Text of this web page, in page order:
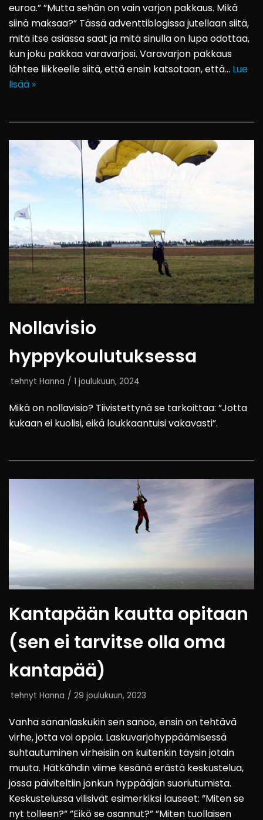
euroa.” ”Mutta sehän on vain varjon pakkaus. Mikä
siinä maksaa?” Tässä adventtiblogissa jutellaan siitä,
mitä itse asiassa saat ja mitä sinulla on lupa odottaa,
kun joku pakkaa varavarjosi. Varavarjon pakkaus
lähtee liikkeelle siitä, että ensin katsotaan, että… Lue
lisää »
Nollavisio
hyppykoulutuksessa
tehnyt Hanna 1 joulukuun, 2024
Mikä on nollavisio? Tiivistettynä se tarkoittaa: ”Jotta
kukaan ei kuolisi, eikä loukkaantuisi vakavasti”.
Kantapään kautta opitaan
(sen ei tarvitse olla oma
kantapää)
tehnyt Hanna 29 joulukuun, 2023
Vanha sananlaskukin sen sanoo, ensin on tehtävä
virhe, jotta voi oppia. Laskuvarjohyppäämisessä
suhtautuminen virheisiin on kuitenkin täysin jotain
muuta. Hätkähdin viime kesänä erästä keskustelua,
jossa päiviteltiin jonkun hyppääjän suoriutumista.
Keskustelussa vilisivät esimerkiksi lauseet: ”Miten se
nyt tolleen?” ”Eikö se osannut?” ”Miten tuollaisen